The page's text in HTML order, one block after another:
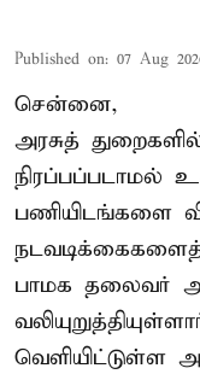
Published on: 07 Aug
சென்னை,
அரசுத்
நிரப்பப்படாமல்
பணியிடங்களை
பாமக தலைவர்
வெளியிட்டுள்ள